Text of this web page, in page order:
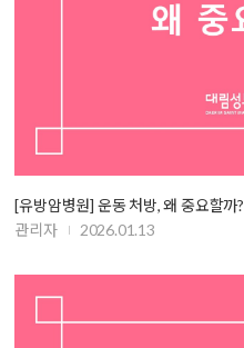
[유방암병원] 운동 처방, 왜 중요할까?
관리자
2026.01.13